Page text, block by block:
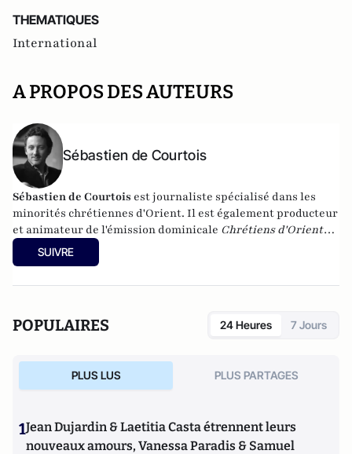
THEMATIQUES
International
A PROPOS DES AUTEURS
Sébastien de Courtois
Sébastien de Courtois est journaliste spécialisé dans les
minorités chrétiennes d'Orient. Il est également producteur
et animateur de l'émission dominicale Chrétiens d'Orient
chez France Culture. Il est l'auteur de "
chrétiens d'Orient : d'Istanbul à Bagdad
SUIVRE
POPULAIRES 24 Heures 7 Jours
PLUS LUS PLUS PARTAGES
1Jean Dujardin & Laetitia Casta étrennent leurs
nouveaux amours, Vanessa Paradis & Samuel